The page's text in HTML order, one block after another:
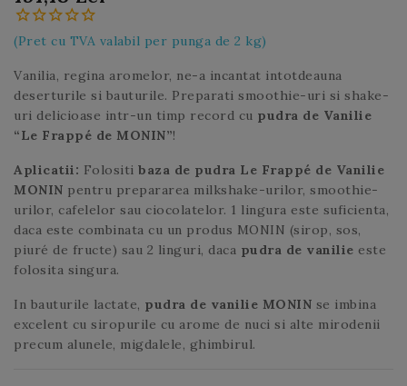
(Pret cu TVA valabil per punga de 2 kg)
Vanilia, regina aromelor, ne-a incantat intotdeauna
deserturile si bauturile. Preparati smoothie-uri si shake-
uri delicioase intr-un timp record cu pudra de Vanilie
“Le Frappé de MONIN”!
Aplicatii: Folositi baza de pudra Le Frappé de Vanilie
MONIN pentru prepararea milkshake-urilor, smoothie-
urilor, cafelelor sau ciocolatelor. 1 lingura este suficienta,
daca este combinata cu un produs MONIN (sirop, sos,
piuré de fructe) sau 2 linguri, daca pudra de vanilie este
folosita singura.
In bauturile lactate, pudra de vanilie MONIN se imbina
excelent cu siropurile cu arome de nuci si alte mirodenii
precum alunele, migdalele, ghimbirul.